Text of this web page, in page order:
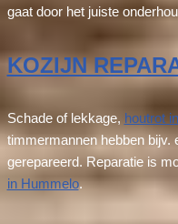
gaat door het juiste
KOZIJN
Schade of lekkage, houtrot
timmermannen hebben bijv.
gerepareerd. Reparatie is
in Hummelo.